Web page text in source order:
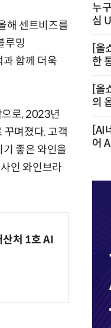
해 센트비즈를
루밍
함께 더욱
로, 2023년
며졌다. 고객
좋은 와인을
인 와인브라
처 1호 AI
누
심
[올
한
[올
의
[AI
어